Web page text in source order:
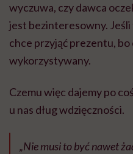
wyczuwa, czy dawca
jest bezinteresowny.
chce przyjąć prezentu, bo
wykorzystywany.
Czemu więc dajemy po
u nas dług wdzięczności.
„Nie musi to być nawet